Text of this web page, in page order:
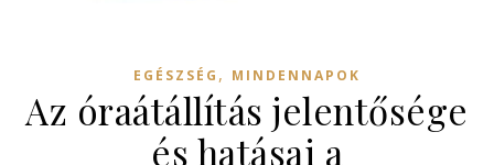
EGÉSZSÉG , MINDENNAPOK
Az óraátállítás jelentősége
és hatásai a